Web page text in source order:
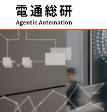
Agentic
事例・実績
FAQ